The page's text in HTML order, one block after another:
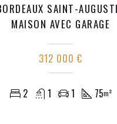
SAINT-
MAISON AVEC GARAGE
312 000 €
2 1 1 75m²